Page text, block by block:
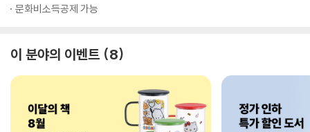
문화비소득공제 가능
이 분야의 이벤트 8